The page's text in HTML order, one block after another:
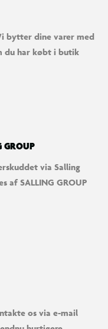
bytter dine varer med
du har købt i butik
GROUP
via Salling
af SALLING GROUP
os via e-mail